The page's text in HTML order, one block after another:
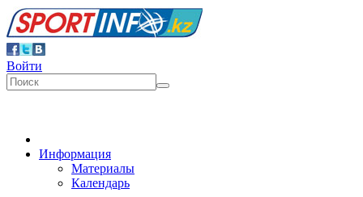
Войти
Информация
Материалы
Календарь